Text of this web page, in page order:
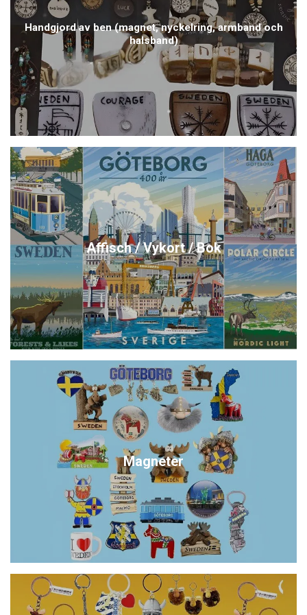
Handgjord av ben (magnet, nyckelring, armband och
halsband)
Affisch / Vykort / Bok
Magneter